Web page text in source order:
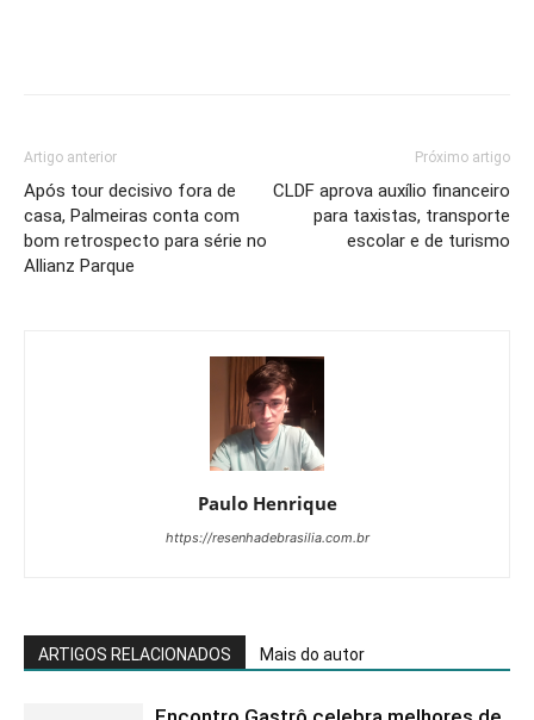
Artigo anterior
Após tour decisivo fora de
casa, Palmeiras conta com
bom retrospecto para série no
Allianz Parque
Próximo artigo
CLDF aprova auxílio financeiro
para taxistas, transporte
escolar e de turismo
Paulo Henrique
https://resenhadebrasilia.com.br
ARTIGOS RELACIONADOS Mais do autor